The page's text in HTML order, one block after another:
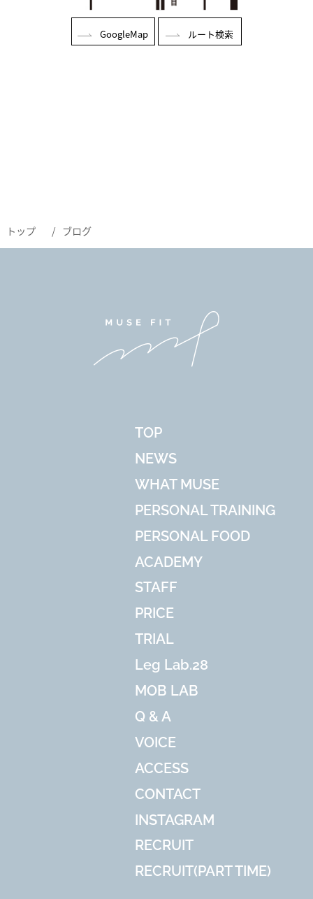
GoogleMap ルート検索
トップ ブログ
TOP
NEWS
WHAT MUSE
PERSONAL TRAINING
PERSONAL FOOD
ACADEMY
STAFF
PRICE
TRIAL
Leg Lab.28
MOB LAB
Q & A
VOICE
ACCESS
CONTACT
INSTAGRAM
RECRUIT
RECRUIT(PART TIME)